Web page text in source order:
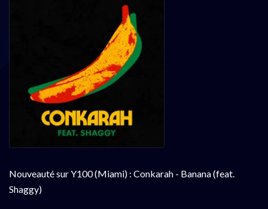
Nouveauté sur Y100 (Miami) : Conkarah - Banana (feat.
Shaggy)